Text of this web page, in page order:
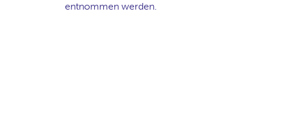
entnommen werden.